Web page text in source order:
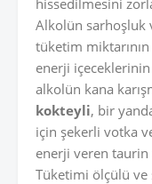
hissedilmesini
Alkolün sarhoşluk
tüketim
enerji
alkolün kana
kokteyli, bir
için şekerli votka
enerji veren taurin
Tüketimi ölçülü ve